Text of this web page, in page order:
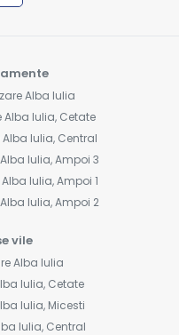
Alba Iulia
Iulia, Cetate
Iulia, Central
Iulia, Ampoi 3
Iulia, Ampoi 1
Iulia, Ampoi 2
vile
Alba Iulia
Iulia, Cetate
Iulia, Micesti
Iulia, Central